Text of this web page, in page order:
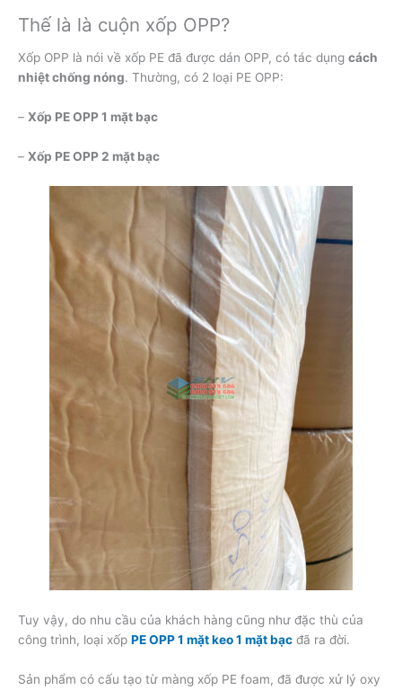
Thế là là cuộn xốp OPP?
Xốp OPP là nói về xốp PE đã được dán OPP, có tác dụng cách
nhiệt chống nóng. Thường, có 2 loại PE OPP:
– Xốp PE OPP 1 mặt bạc
– Xốp PE OPP 2 mặt bạc
Tuy vậy, do nhu cầu của khách hàng cũng như đặc thù của
công trình, loại xốp PE OPP 1 mặt keo 1 mặt bạc đã ra đời.
Sản phẩm có cấu tạo từ màng xốp PE foam, đã được xử lý oxy